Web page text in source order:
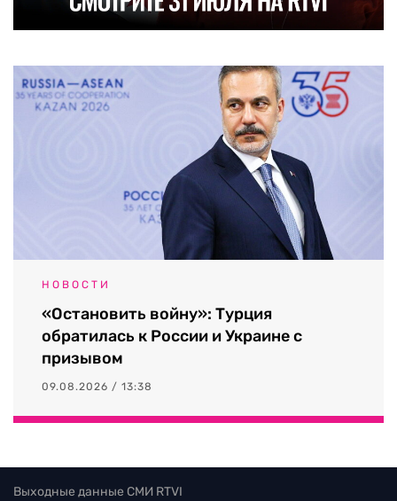
НОВОСТИ
«Остановить войну»: Турция
обратилась к России и Украине с
призывом
09.08.2026 / 13:38
Выходные данные СМИ RTVI